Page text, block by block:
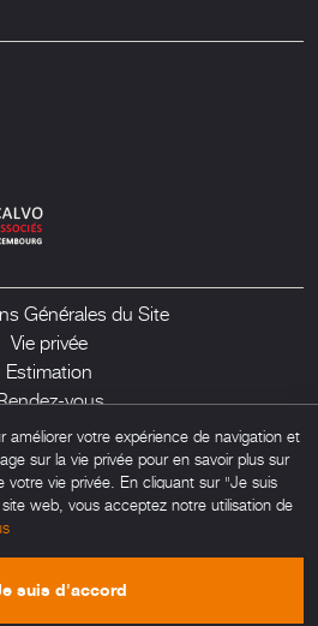
Générales du Site
Vie privée
Estimation
vous
Contact
est interdite. Powered by
améliorer votre expérience de navigation et
sur la vie privée pour en savoir plus sur
vie privée. En cliquant sur "Je suis
web, vous acceptez notre utilisation de
suis d'accord